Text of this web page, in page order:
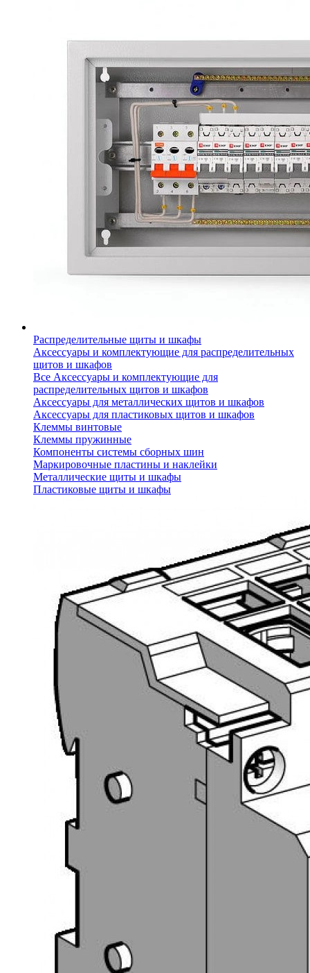
Распределительные щиты и шкафы
Аксессуары и комплектующие для распределительных
щитов и шкафов
Все Аксессуары и комплектующие для
распределительных щитов и шкафов
Аксессуары для металлических щитов и шкафов
Аксессуары для пластиковых щитов и шкафов
Клеммы винтовые
Клеммы пружинные
Компоненты системы сборных шин
Маркировочные пластины и наклейки
Металлические щиты и шкафы
Пластиковые щиты и шкафы